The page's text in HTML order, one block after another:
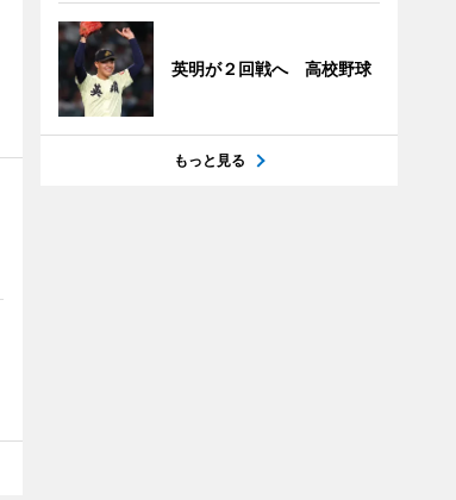
英明が２回戦へ 高校野球
もっと見る